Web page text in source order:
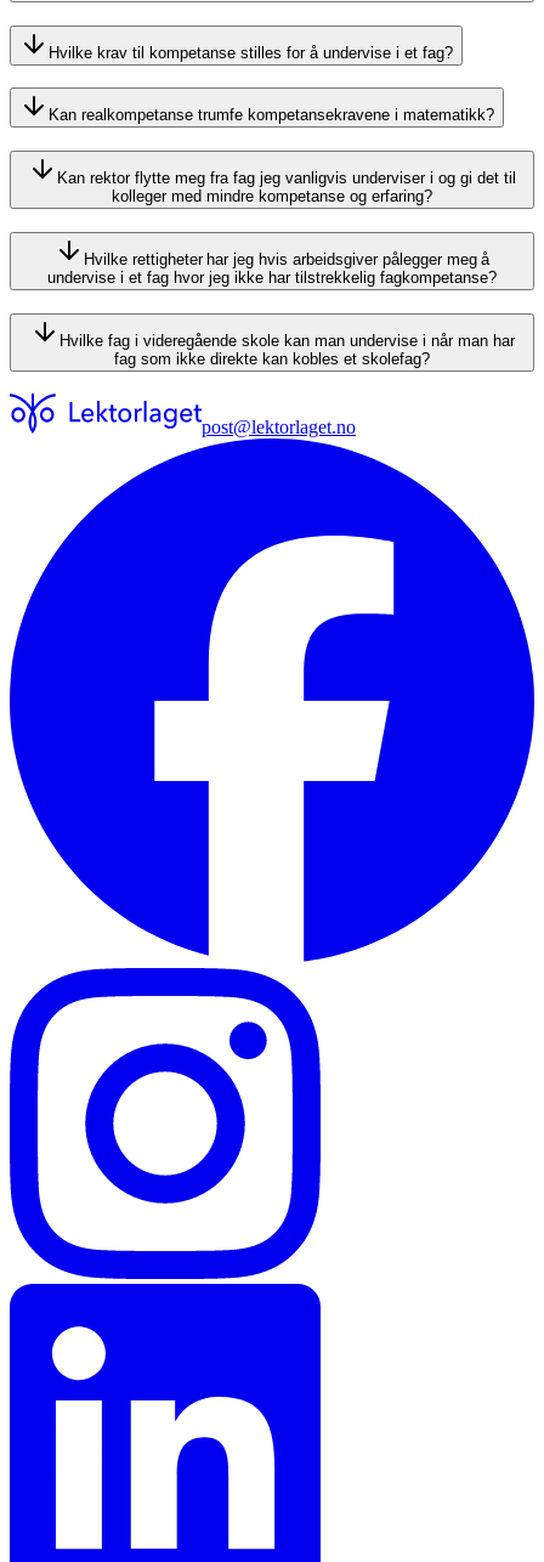
Hvilke krav til kompetanse stilles for å undervise i et fag?
Kan realkompetanse trumfe kompetansekravene i matematikk?
Kan rektor flytte meg fra fag jeg vanligvis underviser i og gi det til
kolleger med mindre kompetanse og erfaring?
Hvilke rettigheter har jeg hvis arbeidsgiver pålegger meg å
undervise i et fag hvor jeg ikke har tilstrekkelig fagkompetanse?
Hvilke fag i videregående skole kan man undervise i når man har
fag som ikke direkte kan kobles et skolefag?
post@lektorlaget.no